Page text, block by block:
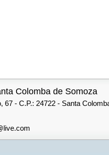
Colomba de Somoza
67 - C.P.: 24722 - Santa